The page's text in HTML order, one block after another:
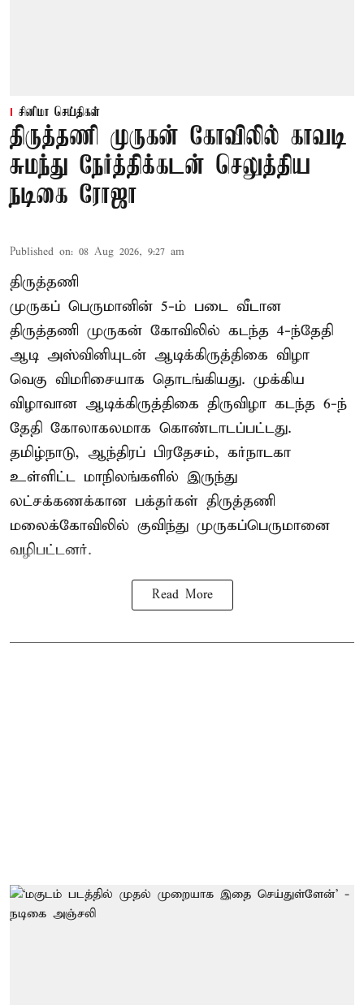
சினிமா செய்திகள்
திருத்தணி முருகன் கோவிலில் காவடி
சுமந்து நேர்த்திக்கடன் செலுத்திய
நடிகை ரோஜா
Published on: 08 Aug 2026, 9:27 am
திருத்தணி
முருகப் பெருமானின் 5-ம் படை வீடான
திருத்தணி முருகன் கோவிலில் கடந்த 4-ந்தேதி
ஆடி அஸ்வினியுடன் ஆடிக்கிருத்திகை விழா
வெகு விமரிசையாக தொடங்கியது. முக்கிய
விழாவான ஆடிக்கிருத்திகை திருவிழா கடந்த 6-ந்
தேதி கோலாகலமாக கொண்டாடப்பட்டது.
தமிழ்நாடு, ஆந்திரப் பிரதேசம், கர்நாடகா
உள்ளிட்ட மாநிலங்களில் இருந்து
லட்சக்கணக்கான பக்தர்கள் திருத்தணி
மலைக்கோவிலில் குவிந்து முருகப்பெருமானை
வழிபட்டனர்.
Read More